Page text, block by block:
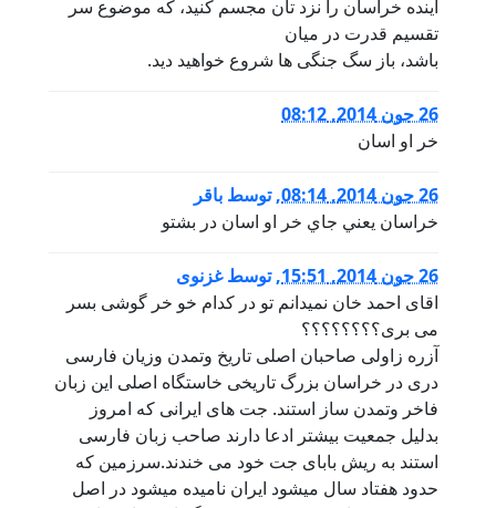
اینده خراسان را نزد تان مجسم کنید، که موضوع سر
تقسیم قدرت در میان
باشد، باز سگ جنگی ها شروع خواهید دید.
26 جون 2014, 08:12
خر او اسان
26 جون 2014, 08:14 ,توسط باقر
خراسان يعني جاي خر او اسان در بشتو
26 جون 2014, 15:51 ,توسطغزنوی
اقای احمد خان نمیدانم تو در کدام خو خر گوشی بسر
می بری؟؟؟؟؟؟؟؟
آزره زاولی صاحبان اصلی تاریخ وتمدن وزیان فارسی
دری در خراسان بزرگ تاریخی خاستگاه اصلی این زبان
فاخر وتمدن ساز استند. جت های ایرانی که امروز
بدلیل جمعیت بیشتر ادعا دارند صاحب زبان فارسی
استند به ریش بابای جت خود می خندند.سرزمین که
حدود هفتاد سال میشود ایران نامیده میشود در اصل